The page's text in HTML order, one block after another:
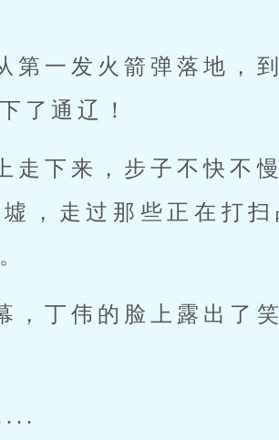
第一发火箭弹落地，
了通辽！
走下来，步子不快不
，走过那些正在打
，丁伟的脸上露出了